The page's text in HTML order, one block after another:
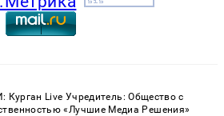
Live Учредитель: Общество с
«Лучшие Медиа Решения»